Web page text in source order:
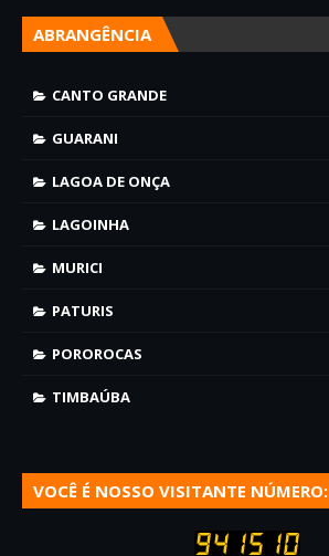
ABRANGÊNCIA
CANTO GRANDE
GUARANI
LAGOA DE ONÇA
LAGOINHA
MURICI
PATURIS
POROROCAS
TIMBAÚBA
VOCÊ É NOSSO VISITANTE NÚMERO: